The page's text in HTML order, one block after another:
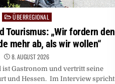
Posted
in
ÜBERREGIONAL
Tourismus: „Wir fordern den
mehr ab, als wir wollen“
8. AUGUST 2026
ist Gastronom und vertritt seine
und Hessen. Im Interview spricht